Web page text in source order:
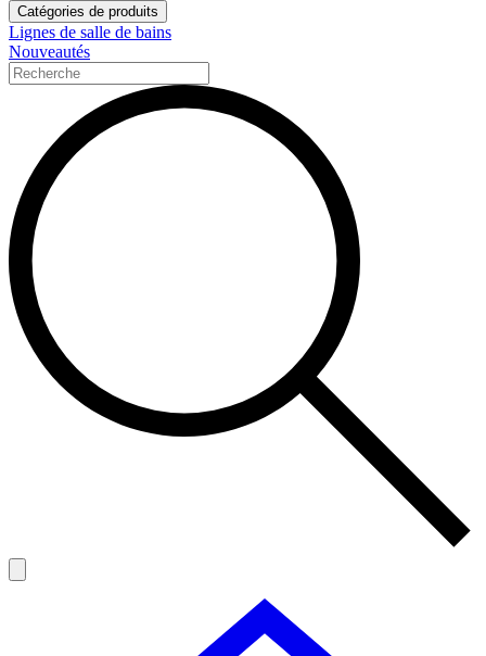
Catégories de produits
Lignes de salle de bains
Nouveautés